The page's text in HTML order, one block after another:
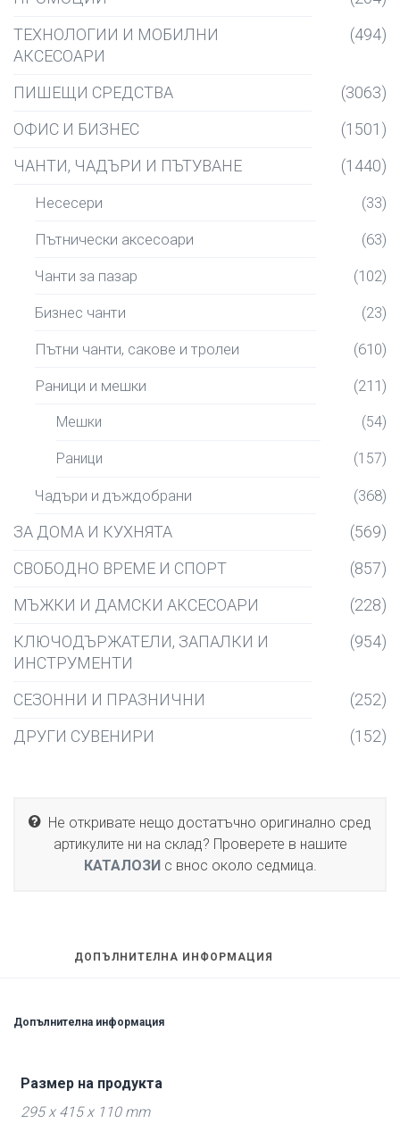
ТЕХНОЛОГИИ И МОБИЛНИ
АКСЕСОАРИ
(494)
ПИШЕЩИ СРЕДСТВА
(3063)
ОФИС И БИЗНЕС
(1501)
ЧАНТИ, ЧАДЪРИ И ПЪТУВАНЕ
(1440)
Несесери (33)
Пътнически аксесоари (63)
Чанти за пазар (102)
Бизнес чанти (23)
Пътни чанти, сакове и тролеи (610)
Раници и мешки (211)
Мешки (54)
Раници (157)
Чадъри и дъждобрани (368)
ЗА ДОМА И КУХНЯТА
(569)
СВОБОДНО ВРЕМЕ И СПОРТ
(857)
МЪЖКИ И ДАМСКИ АКСЕСОАРИ
(228)
КЛЮЧОДЪРЖАТЕЛИ, ЗАПАЛКИ И
ИНСТРУМЕНТИ
(954)
СЕЗОННИ И ПРАЗНИЧНИ
(252)
ДРУГИ СУВЕНИРИ
(152)
Не откривате нещо достатъчно оригинално сред
артикулите ни на склад? Проверете в нашите
КАТАЛОЗИс внос около седмица.
ДОПЪЛНИТЕЛНА ИНФОРМАЦИЯ
Допълнителна информация
Размер на продукта
295 x 415 x 110 mm